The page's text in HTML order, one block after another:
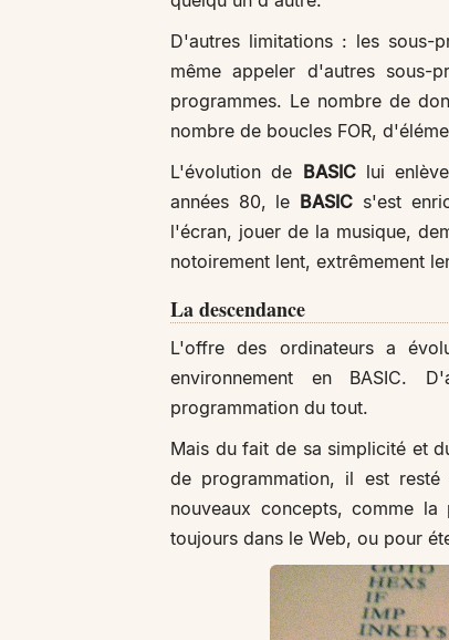
D'autres limitations : les sous-
même appeler d'autres sous-
programmes. Le nombre de
nombre de boucles FOR,
L'évolution de BASIClui
années 80, le BASIC s'est
l'écran, jouer de la musique,
notoirement lent, extrêmement
La descendance
L'offre des ordinateurs a
environnement en BASIC.
programmation du tout.
Mais du fait de sa simplicité et
de programmation, il est
nouveaux concepts, comme
toujours dans le Web, ou pour